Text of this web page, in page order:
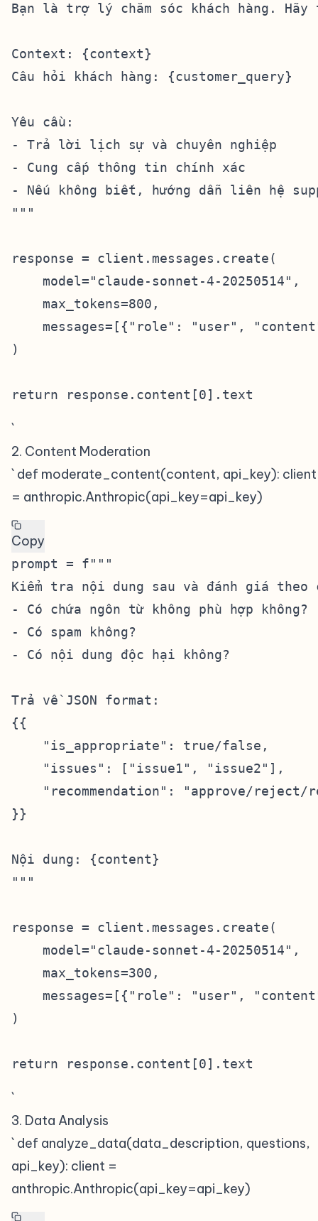
Bạn là trợ lý chăm sóc khách hàng.
Context: {context}
Câu hỏi khách hàng: {customer_query}
Yêu cầu:
- Trả lời lịch sự và chuyên nghiệp
- Cung cấp thông tin chính xác
- Nếu không biết, hướng dẫn liên hệ
"""
response = client.messages.create(
    model="claude-sonnet-4-20250514",
    max_tokens=800,
messages=[{"role": "user",
)
`
2. Content Moderation
` def moderate_content(content, api_key): client
= anthropic.Anthropic(api_key=api_key)
Copy
prompt = f"""
Kiểm tra nội dung sau và đánh giá
- Có chứa ngôn từ không phù hợp không?
- Có spam không?
- Có nội dung độc hại không?
Trả về JSON format:
{{
    "is_appropriate": true/false,
    "issues": ["issue1", "issue2"],
"recommendation": "approve/reject/
}}
Nội dung: {content}
"""
response = client.messages.create(
    model="claude-sonnet-4-20250514",
    max_tokens=300,
messages=[{"role": "user",
)
`
3. Data Analysis
` def analyze_data(data_description, questions,
api_key): client =
anthropic.Anthropic(api_key=api_key)